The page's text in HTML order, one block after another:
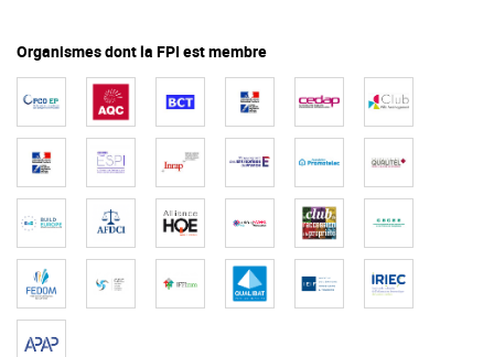
Organismes dont la FPI est membre